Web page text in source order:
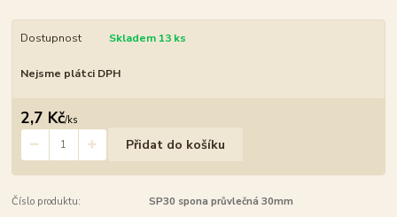
Dostupnost Skladem 13 ks
Nejsme plátci DPH
2,7 Kč/ks
Přidat do košíku
Číslo produktu: SP30 spona průvlečná 30mm